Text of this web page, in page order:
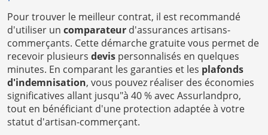
Pour trouver le meilleur contrat, il est recommandé
d'utiliser un comparateur d'assurances artisans-
commerçants. Cette démarche gratuite vous permet de
recevoir plusieurs devis personnalisés en quelques
minutes. En comparant les garanties et les plafonds
d'indemnisation, vous pouvez réaliser des économies
significatives allant jusqu"à 40 % avec Assurlandpro,
tout en bénéficiant d'une protection adaptée à votre
statut d'artisan-commerçant.